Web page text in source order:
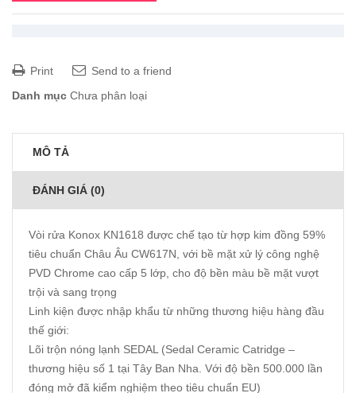
Print
Send to a friend
Danh mục Chưa phân loại
MÔ TẢ
ĐÁNH GIÁ (0)
Vòi rửa Konox KN1618 được chế tạo từ hợp kim đồng 59%
tiêu chuẩn Châu Âu CW617N, với bề mặt xử lý công nghệ
PVD Chrome cao cấp 5 lớp, cho độ bền màu bề mặt vượt
trội và sang trọng
Linh kiện được nhập khẩu từ những thương hiệu hàng đầu
thế giới:
Lõi trộn nóng lạnh SEDAL (Sedal Ceramic Catridge –
thương hiệu số 1 tại Tây Ban Nha. Với độ bền 500.000 lần
đóng mở đã kiểm nghiệm theo tiêu chuẩn EU)